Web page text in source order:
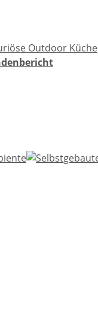
Outdoor Küche